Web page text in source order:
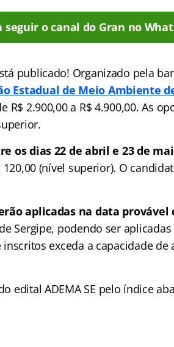
seguir o canal do Gran no
publicado! Organizado pela
Estadual de Meio Ambiente
R$ 2.900,00 a R$ 4.900,00. As
os dias 22 de abril e 23 de
120,00 (nível superior). O
aplicadas na data provável
Sergipe, podendo ser
exceda a capacidade de
edital ADEMA SE pelo índice